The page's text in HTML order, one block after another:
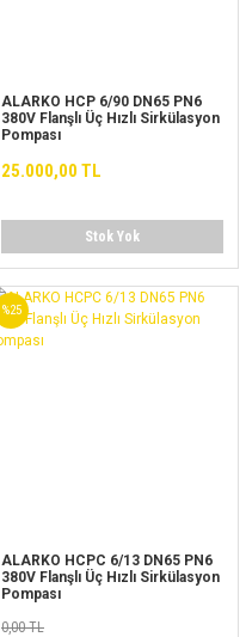
ALARKO HCP 6/90 DN65 PN6
380V Flanşlı Üç Hızlı Sirkülasyon
Pompası
25.000,00 TL
Stok Yok
%25
ALARKO HCPC 6/13 DN65 PN6
380V Flanşlı Üç Hızlı Sirkülasyon
Pompası
0,00 TL